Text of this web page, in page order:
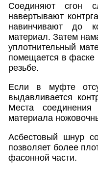
Соединяют сгон
навертывают
навинчивают до
материал. Затем
уплотнительный
помещается в фаске
резьбе.
Если в муфте
выдавливается
Места
материала
Асбестовый шнур
позволяет более
фасонной части.